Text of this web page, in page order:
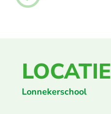
LOCATIE
Lonnekerschool